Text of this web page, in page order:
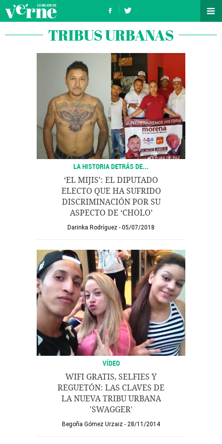
TRIBUS URBANAS
LA HISTORIA DETRÁS DE...
‘EL MIJIS’: EL DIPUTADO
ELECTO QUE HA SUFRIDO
DISCRIMINACIÓN POR SU
ASPECTO DE ‘CHOLO’
Darinka Rodríguez 05/07/2018
VÍDEO
WIFI GRATIS, SELFIES Y
REGUETÓN: LAS CLAVES DE
LA NUEVA TRIBU URBANA
'SWAGGER'
Begoña Gómez Urzaiz 28/11/2014